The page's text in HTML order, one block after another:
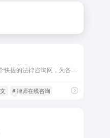
# 律师在线咨询